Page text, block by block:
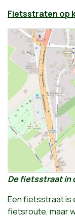
Fietsstraten op
De fietsstraat in
Een fietsstraat is
fietsroute, maar